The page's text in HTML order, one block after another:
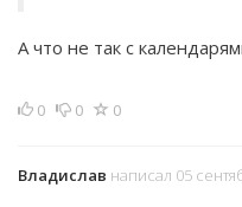
А что не так с
0 0 0
Владислав написал 05